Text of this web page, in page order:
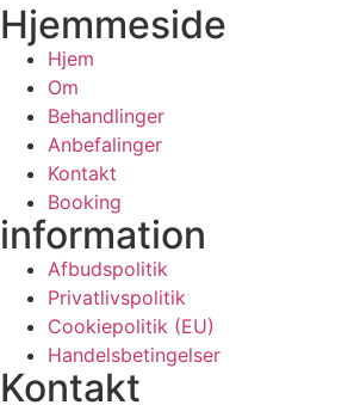
Hjemmeside
Hjem
Om
Behandlinger
Anbefalinger
Kontakt
Booking
information
Afbudspolitik
Privatlivspolitik
Cookiepolitik (EU)
Handelsbetingelser
Kontakt